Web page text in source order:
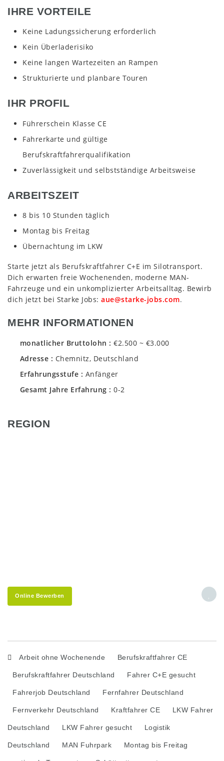
IHRE VORTEILE
Keine Ladungssicherung erforderlich
Kein Überladerisiko
Keine langen Wartezeiten an Rampen
Strukturierte und planbare Touren
IHR PROFIL
Führerschein Klasse CE
Fahrerkarte und gültige
Berufskraftfahrerqualifikation
Zuverlässigkeit und selbstständige Arbeitsweise
ARBEITSZEIT
8 bis 10 Stunden täglich
Montag bis Freitag
Übernachtung im LKW
Starte jetzt als Berufskraftfahrer C+E im Silotransport.
Dich erwarten freie Wochenenden, moderne MAN-
Fahrzeuge und ein unkomplizierter Arbeitsalltag. Bewirb
dich jetzt bei Starke Jobs: aue@starke-jobs.com.
MEHR INFORMATIONEN
monatlicher Bruttolohn
€2.500 ~ €3.000
Adresse
Chemnitz, Deutschland
Erfahrungsstufe
Anfänger
Gesamt Jahre Erfahrung
0-2
REGION
Online Bewerben
Arbeit ohne Wochenende Berufskraftfahrer CE
Berufskraftfahrer Deutschland Fahrer C+E gesucht
Fahrerjob Deutschland Fernfahrer Deutschland
Fernverkehr Deutschland Kraftfahrer CE LKW Fahrer
Deutschland LKW Fahrer gesucht Logistik
Deutschland MAN Fuhrpark Montag bis Freitag